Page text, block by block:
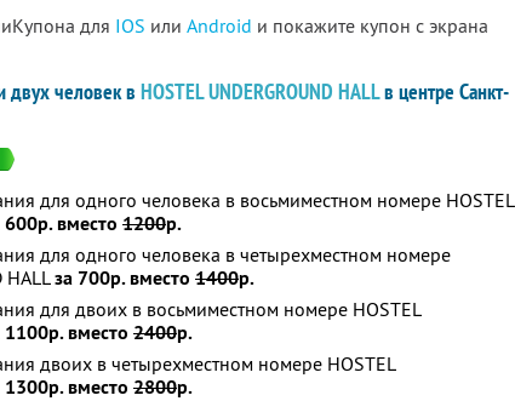
для IOS или Android и покажите купон с экрана
двух человек в HOSTEL UNDERGROUND HALLв центре Санкт-
для одного человека в восьмиместном номере HOSTEL
600р. вместо 1200р.
для одного человека в четырехместном номере
HALLза 700р. вместо 1400р.
для двоих в восьмиместном номере HOSTEL
1100р. вместо 2400р.
двоих в четырехместном номере HOSTEL
1300р. вместо 2800р.